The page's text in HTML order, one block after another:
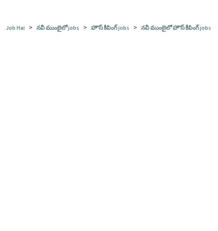
Job Hai > నవీ ముంబైలో jobs > హౌస్ కీపింగ్ jobs > నవీ ముంబైలో హౌస్ కీపింగ్ jobs